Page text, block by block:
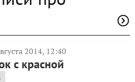
2014, 12:40
с красной